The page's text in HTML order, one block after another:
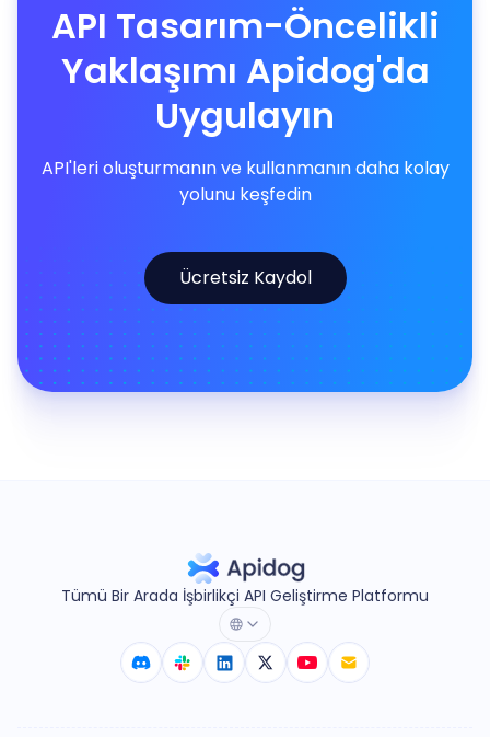
API Tasarım-Öncelikli
Yaklaşımı Apidog'da
Uygulayın
API'leri oluşturmanın ve kullanmanın daha kolay
yolunu keşfedin
Ücretsiz Kaydol
Tümü Bir Arada İşbirlikçi API Geliştirme Platformu